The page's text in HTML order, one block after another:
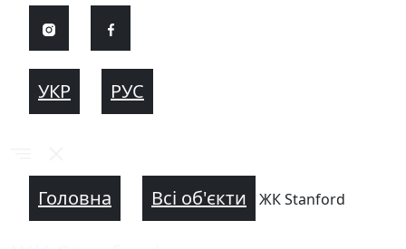
УКР РУС
Головна Всі об'єкти ЖК Stanford